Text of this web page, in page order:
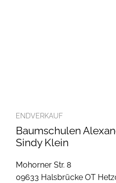
ENDVERKAUF
Baumschulen
Sindy Klein
Mohorner Str. 8
09633 Halsbrücke OT